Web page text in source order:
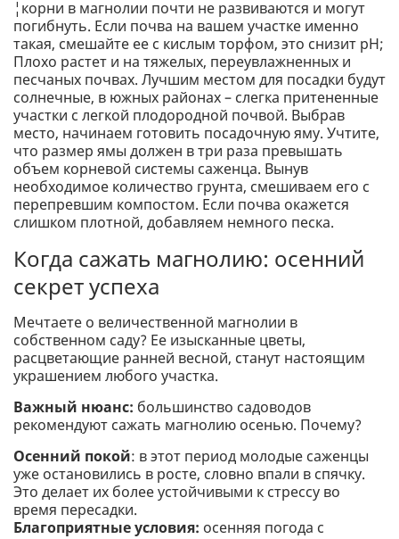
¦корни в магнолии почти не развиваются и могут
погибнуть. Если почва на вашем участке именно
такая, смешайте ее с кислым торфом, это снизит pH;
Плохо растет и на тяжелых, переувлажненных и
песчаных почвах. Лучшим местом для посадки будут
солнечные, в южных районах – слегка притененные
участки с легкой плодородной почвой. Выбрав
место, начинаем готовить посадочную яму. Учтите,
что размер ямы должен в три раза превышать
объем корневой системы саженца. Вынув
необходимое количество грунта, смешиваем его с
перепревшим компостом. Если почва окажется
слишком плотной, добавляем немного песка.
Когда сажать магнолию: осенний
секрет успеха
Мечтаете о величественной магнолии в
собственном саду? Ее изысканные цветы,
расцветающие ранней весной, станут настоящим
украшением любого участка.
Важный нюанс: большинство садоводов
рекомендуют сажать магнолию осенью. Почему?
Осенний покой: в этот период молодые саженцы
уже остановились в росте, словно впали в спячку.
Это делает их более устойчивыми к стрессу во
время пересадки.
Благоприятные условия: осенняя погода с